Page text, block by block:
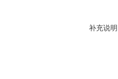
补充说